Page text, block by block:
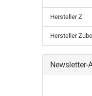
Hersteller Z
Hersteller
Newsletter-